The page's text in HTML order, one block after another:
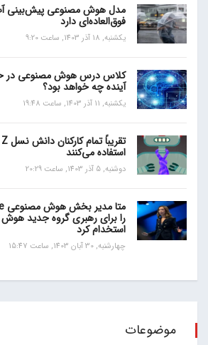
مدل هوش مصنوعی پیش‌بینی
فوق‌العاده‌ای دارد
یکشنبه, 18 آذر 1403, ساعت 9:20
کلاس درس هوش مصنوعی در
آینده چه خواهد بود؟
یکشنبه, 11 آذر 1403, ساعت 19:48
استفاده می‌کنند
دوشنبه, 5 آذر 1403, ساعت 20:29
را برای رهبری گروه جدید
استخدام کرد
چهارشنبه, 30 آبان 1403, ساعت 15:47
موضوعات